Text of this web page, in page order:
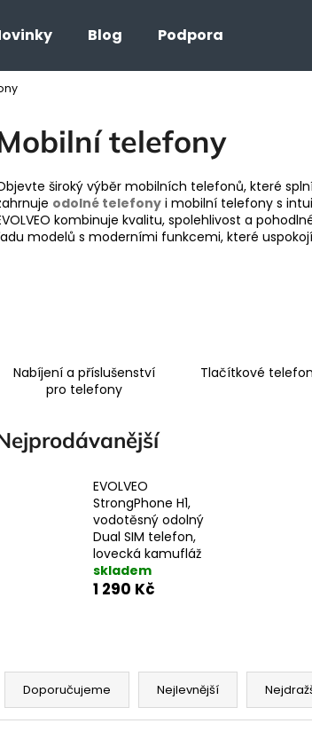
Blog Podpora
telefony
široký výběr mobilních telefonů, které
odolné telefony i mobilní telefony s
kombinuje kvalitu, spolehlivost a
modelů s moderními funkcemi, které
Nabíjení a příslušenství
pro telefony
Tlačítkové
EVOLVEO
StrongPhone H1,
vodotěsný odolný
Dual SIM telefon,
lovecká kamufláž
skladem
1 290 Kč
Doporučujeme Nejlevnější